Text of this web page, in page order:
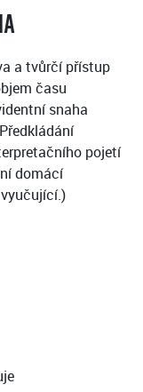
a tvůrčí přístup
času
snaha
pojetí
domácí